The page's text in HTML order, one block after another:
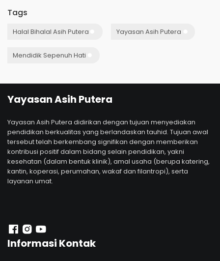
Tags
Halal Bihalal Asih Putera Yayasan Asih Putera
Mendidik Sepenuh Hati
Yayasan Asih Putera
Yayasan Asih Putera didirikan dengan tujuan menyediakan
pendidikan berkualitas yang berlandaskan tauhid. Tujuan awal
tersebut telah berkembang signifikan dengan memberikan
kontribusi positif dalam bidang selain pendidikan, yakni
kesehatan (dalam bentuk klinik), amal usaha (berupa katering,
kantin, koperasi, perumahan, wakaf dan filantropi), serta
layanan umat.
Informasi Kontak